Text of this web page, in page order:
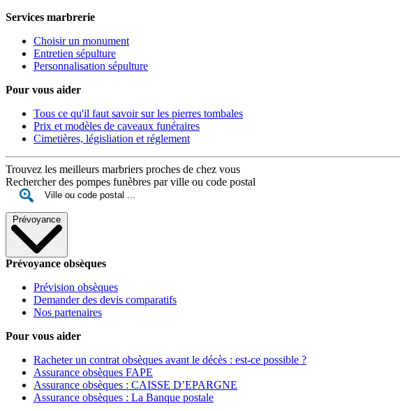
Services marbrerie
Choisir un monument
Entretien sépulture
Personnalisation sépulture
Pour vous aider
Tous ce qu'il faut savoir sur les pierres tombales
Prix et modèles de caveaux funéraires
Cimetières, législiation et réglement
Trouvez les meilleurs marbriers proches de chez vous
Rechercher des pompes funèbres par ville ou code postal
Prévoyance
Prévoyance obsèques
Prévision obsèques
Demander des devis comparatifs
Nos partenaires
Pour vous aider
Racheter un contrat obsèques avant le décès : est-ce possible ?
Assurance obsèques FAPE
Assurance obsèques : CAISSE D’EPARGNE
Assurance obsèques : La Banque postale